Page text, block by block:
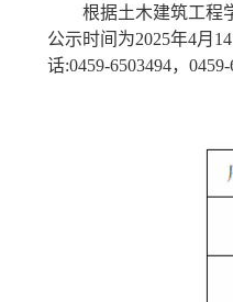
根据土木建筑工程
公示时间为2025年4月 14
话:0459-6503494，0459-